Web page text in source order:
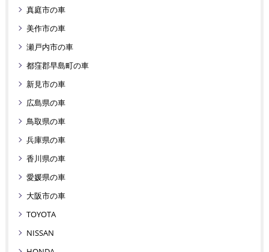
真庭市の車
美作市の車
瀬戸内市の車
都窪郡早島町の車
新見市の車
広島県の車
鳥取県の車
兵庫県の車
香川県の車
愛媛県の車
大阪市の車
TOYOTA
NISSAN